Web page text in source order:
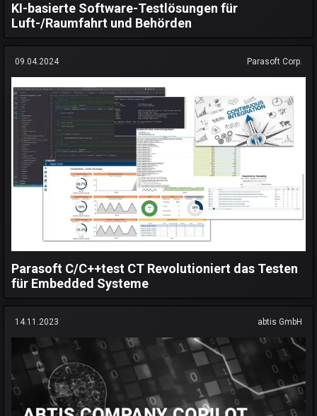
KI-basierte Software-Testlösungen für
Luft-/Raumfahrt und Behörden
09.04.2024 Parasoft Corp.
Parasoft C/C++test CT Revolutioniert das Testen
für Embedded Systeme
14.11.2023 abtis GmbH